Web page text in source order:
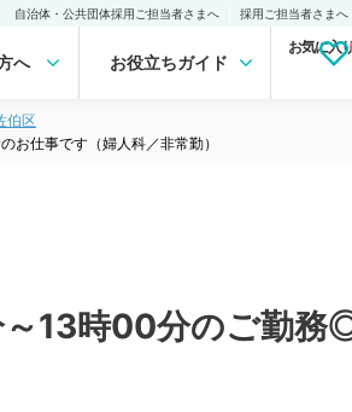
自治体・公共団体採用ご担当者さまへ 採用ご担当者さまへ
へ お役立ちガイド
お気に入
伯区
仕事です（婦人科／非常勤）
～13時00分のご勤